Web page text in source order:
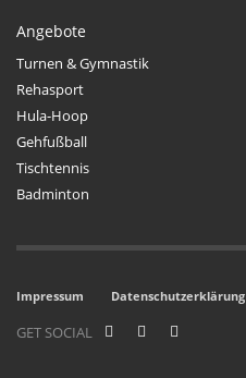
Angebote
Turnen & Gymnastik
Rehasport
Hula-Hoop
Gehfußball
Tischtennis
Badminton
Impressum Datenschutzerklärung
GET SOCIAL